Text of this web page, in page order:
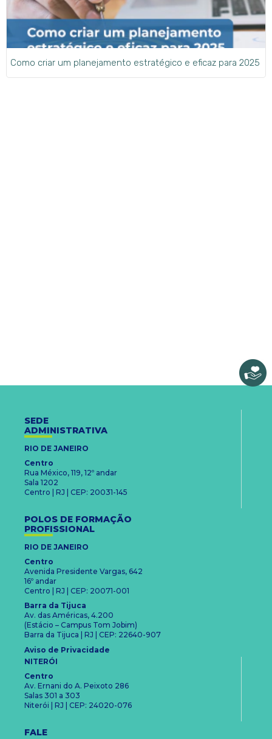
Como criar um planejamento estratégico e eficaz para 2025
SEDE
ADMINISTRATIVA
RIO DE JANEIRO
Centro
Rua México, 119, 12º andar
Sala 1202
Centro | RJ | CEP: 20031-145
POLOS DE FORMAÇÃO
PROFISSIONAL
RIO DE JANEIRO
Centro
Avenida Presidente Vargas, 642
16º andar
Centro | RJ | CEP: 20071-001
Barra da Tijuca
Av. das Américas, 4.200
(Estácio – Campus Tom Jobim)
Barra da Tijuca | RJ | CEP: 22640-907
Aviso de Privacidade
NITERÓI
Centro
Av. Ernani do A. Peixoto 286
Salas 301 a 303
Niterói | RJ | CEP: 24020-076
FALE